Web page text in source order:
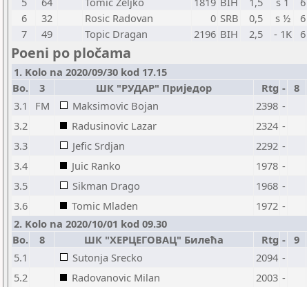
6
32 Rosic Radovan 0 SRB 0,5 s ½
6
7
49 Topic Dragan 2196 BIH 2,5 - 1K 6
Poeni po pločama
1. Kolo na 2020/09/30 kod 17.15
Bo.
3 ШК "РУДАР" Приједор Rtg - 8
3.1
FM Maksimovic Bojan 2398 -
3.2
Radusinovic Lazar 2324 -
3.3
Jefic Srdjan 2292 -
3.4
Juic Ranko 1978 -
3.5
Sikman Drago 1968 -
3.6
Tomic Mladen 1972 -
2. Kolo na 2020/10/01 kod 09.30
Bo.
8 ШК "ХЕРЦЕГОВАЦ" Билећа Rtg - 9
5.1
Sutonja Srecko 2094 -
5.2
Radovanovic Milan 2003 -